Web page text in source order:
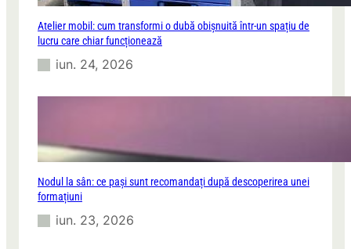
e
.
Atelier mobil: cum transformi o dubă obișnuită într-un spațiu de
lucru care chiar funcționează
iun. 24, 2026
Nodul la sân: ce pași sunt recomandați după descoperirea unei
formațiuni
iun. 23, 2026